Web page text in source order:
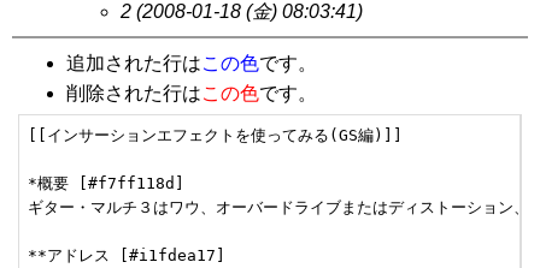
2 (2008-01-18 (金) 08:03:41)
追加された行はこの色です。
削除された行はこの色です。
[[インサーションエフェクトを使ってみる(GS編)]]
*概要 [#f7ff118d]
ギター・マルチ３はワウ、オーバードライブまたはディストーション
**アドレス [#i1fdea17]